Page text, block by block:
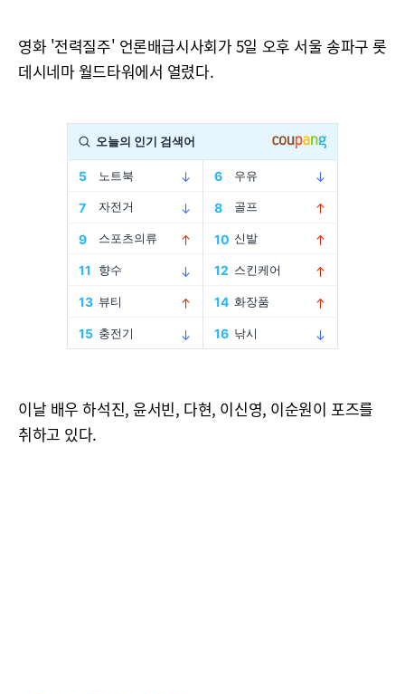
영화 '전력질주' 언론배급시사회가 5일 오후 서울 송파구 롯
데시네마 월드타워에서 열렸다.
이날 배우 하석진, 윤서빈, 다현, 이신영, 이순원이 포즈를
취하고 있다.